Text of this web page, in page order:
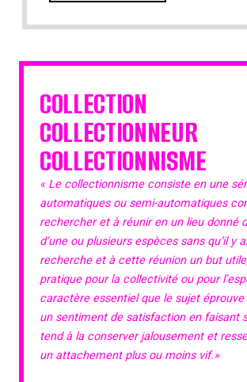
COLLECTION
COLLECTIONNEUR
COLLECTIONNISME
« Le collectionnisme consiste en une
automatiques ou semi-automatiques
rechercher et à réunir en un lieu donné
d’une ou plusieurs espèces sans qu’il y
recherche et à cette réunion un but
pratique pour la collectivité ou pour
caractère essentiel que le sujet éprouve
un sentiment de satisfaction en faisant
tend à la conserver jalousement et
un attachement plus ou moins vif.»